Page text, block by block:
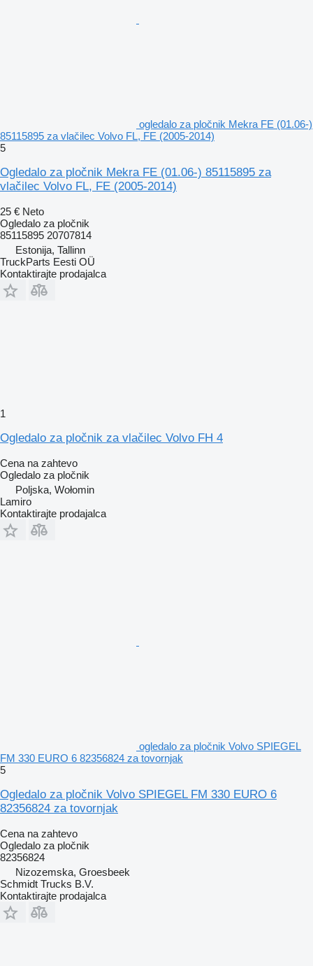
ogledalo za pločnik Mekra FE (01.06-)
85115895 za vlačilec Volvo FL, FE (2005-2014)
5
Ogledalo za pločnik Mekra FE (01.06-) 85115895 za
vlačilec Volvo FL, FE (2005-2014)
25 € Neto
Ogledalo za pločnik
85115895 20707814
Estonija, Tallinn
TruckParts Eesti OÜ
Kontaktirajte prodajalca
1
Ogledalo za pločnik za vlačilec Volvo FH 4
Cena na zahtevo
Ogledalo za pločnik
Poljska, Wołomin
Lamiro
Kontaktirajte prodajalca
ogledalo za pločnik Volvo SPIEGEL
FM 330 EURO 6 82356824 za tovornjak
5
Ogledalo za pločnik Volvo SPIEGEL FM 330 EURO 6
82356824 za tovornjak
Cena na zahtevo
Ogledalo za pločnik
82356824
Nizozemska, Groesbeek
Schmidt Trucks B.V.
Kontaktirajte prodajalca